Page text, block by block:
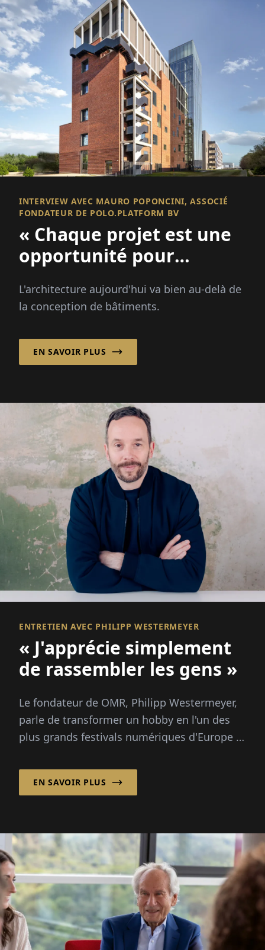
INTERVIEW AVEC MAURO POPONCINI, ASSOCIÉ
FONDATEUR DE POLO.PLATFORM BV
« Chaque projet est une
opportunité pour
renforcer une
communauté ! »
L'architecture aujourd'hui va bien au-delà de
la conception de bâtiments.
EN SAVOIR PLUS
ENTRETIEN AVEC PHILIPP WESTERMEYER
« J'apprécie simplement
de rassembler les gens »
Le fondateur de OMR, Philipp Westermeyer,
parle de transformer un hobby en l'un des
plus grands festivals numériques d'Europe :
pas de grand plan.
EN SAVOIR PLUS